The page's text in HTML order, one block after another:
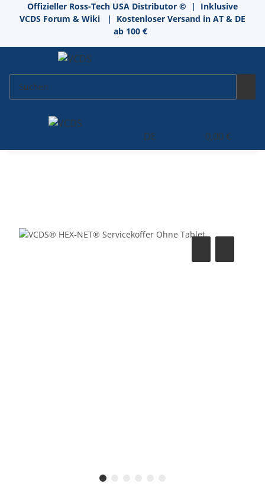
Offizieller Ross-Tech USA Distributor © | Inklusive
VCDS Forum & Wiki
| Kostenloser Versand in AT & DE
ab 100 €
DE 0,00 €